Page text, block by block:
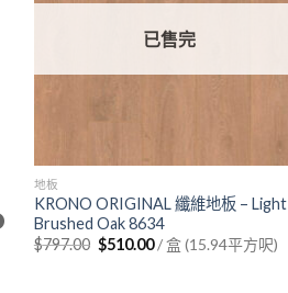
已售完
地板
KRONO ORIGINAL 纖維地板 – Light
Brushed Oak 8634
$797.00 Original
price
$510.00Current
price
/ 盒 (15.94平方呎)